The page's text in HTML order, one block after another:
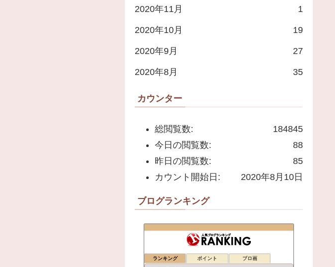
2020年11月 1
2020年10月 19
2020年9月 27
2020年8月 35
カウンター
184845
総閲覧数:
88
今日の閲覧数:
85
昨日の閲覧数:
2020年8月10日
カウント開始日:
ブログランキング
ランキング ポイント ブロ画